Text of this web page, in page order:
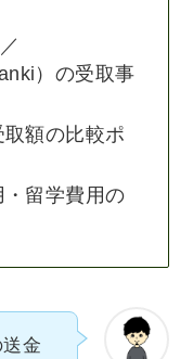
）の受取事
額の比較ポ
留学費用の
金